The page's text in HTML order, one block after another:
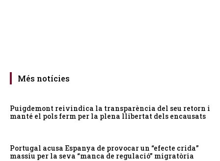
Més notícies
Puigdemont reivindica la transparència del seu retorn i
manté el pols ferm per la plena llibertat dels encausats
Portugal acusa Espanya de provocar un “efecte crida”
massiu per la seva “manca de regulació” migratòria